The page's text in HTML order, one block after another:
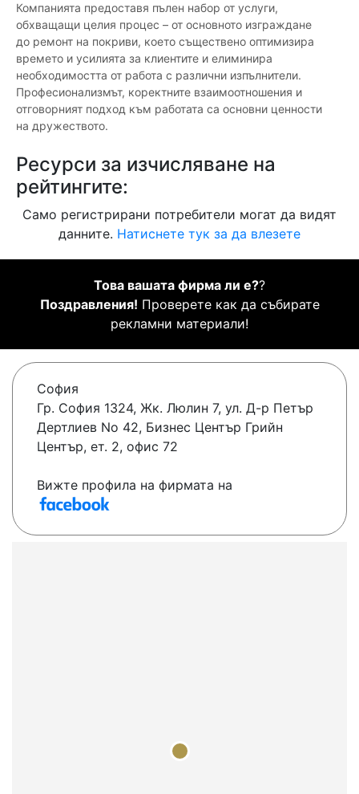
Компанията предоставя пълен набор от услуги,
обхващащи целия процес – от основното изграждане
до ремонт на покриви, което съществено оптимизира
времето и усилията за клиентите и елиминира
необходимостта от работа с различни изпълнители.
Професионализмът, коректните взаимоотношения и
отговорният подход към работата са основни ценности
на дружеството.
Ресурси за изчисляване на
рейтингите:
Само регистрирани потребители могат да видят
данните. Натиснете тук за да влезете
Това вашата фирма ли е??
Поздравления! Проверете как да събирате
рекламни материали!
София
Гр. София 1324, Жк. Люлин 7, ул. Д-р Петър
Дертлиев No 42, Бизнес Център Грийн
Център, ет. 2, офис 72
Вижте профила на фирмата на